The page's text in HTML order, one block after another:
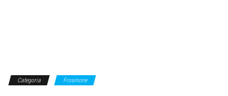
Categoria Frosinone